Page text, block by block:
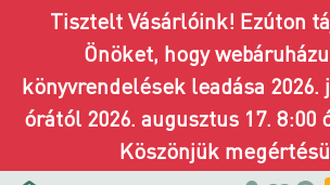
Tisztelt Vásárlóink! Ezúton
Önöket, hogy
könyvrendelések leadása 2026.
órától 2026. augusztus 17. 8:00
Köszönjük